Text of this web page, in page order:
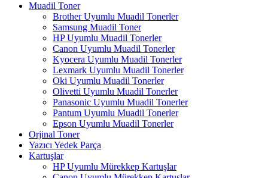
Muadil Toner
Brother Uyumlu Muadil Tonerler
Samsung Muadil Toner
HP Uyumlu Muadil Tonerler
Canon Uyumlu Muadil Tonerler
Kyocera Uyumlu Muadil Tonerler
Lexmark Uyumlu Muadil Tonerler
Oki Uyumlu Muadil Tonerler
Olivetti Uyumlu Muadil Tonerler
Panasonic Uyumlu Muadil Tonerler
Pantum Uyumlu Muadil Tonerler
Epson Uyumlu Muadil Tonerler
Orjinal Toner
Yazıcı Yedek Parça
Kartuşlar
HP Uyumlu Mürekkep Kartuşlar